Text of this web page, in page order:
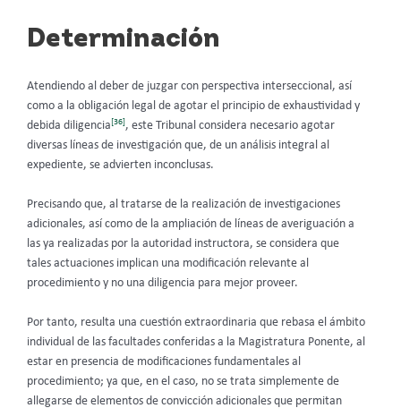
Determinación
Atendiendo al deber de juzgar con perspectiva interseccional, así
como a la obligación legal de agotar el principio de exhaustividad y
debida diligencia[36], este Tribunal considera necesario agotar
diversas líneas de investigación que, de un análisis integral al
expediente, se advierten inconclusas.
Precisando que, al tratarse de la realización de investigaciones
adicionales, así como de la ampliación de líneas de averiguación a
las ya realizadas por la autoridad instructora, se considera que
tales actuaciones implican una modificación relevante al
procedimiento y no una diligencia para mejor proveer.
Por tanto, resulta una cuestión extraordinaria que rebasa el ámbito
individual de las facultades conferidas a la Magistratura Ponente, al
estar en presencia de modificaciones fundamentales al
procedimiento; ya que, en el caso, no se trata simplemente de
allegarse de elementos de convicción adicionales que permitan